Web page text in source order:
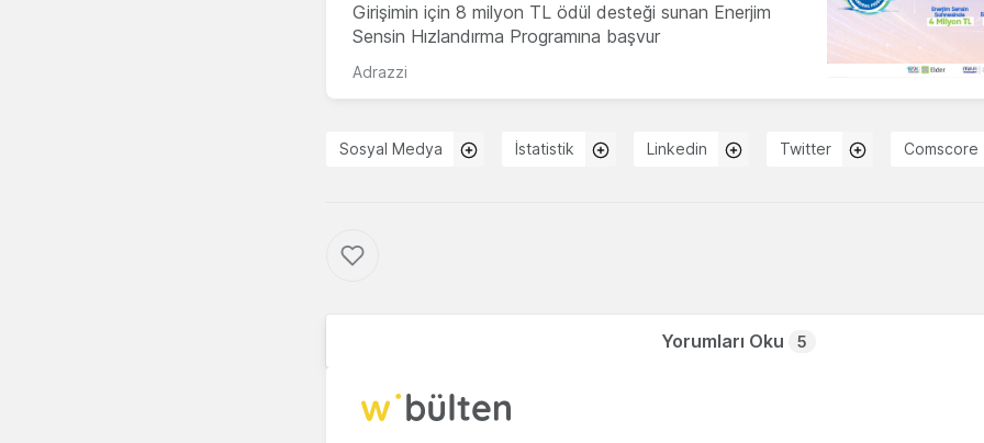
Girişimin için 8 milyon TL ödül desteği sunan Enerjim
Sensin Hızlandırma Programına başvur
Adrazzi
Sosyal Medya İstatistik Linkedin Twitter Comscore
Yorumları Oku 5